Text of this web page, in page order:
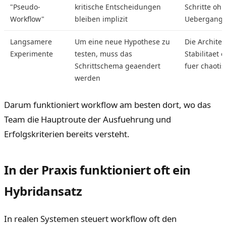
"Pseudo-
Workflow"
kritische Entscheidungen
bleiben implizit
Schritte
Langsamere
Experimente
Um eine neue Hypothese zu
testen, muss das
Schrittschema geaendert
werden
Die
Stabilitaet
fuer
Darum funktioniert workflow am besten dort, wo das
Team die Hauptroute der Ausfuehrung und
Erfolgskriterien bereits versteht.
In der Praxis funktioniert oft ein
Hybridansatz
In realen Systemen steuert workflow oft den